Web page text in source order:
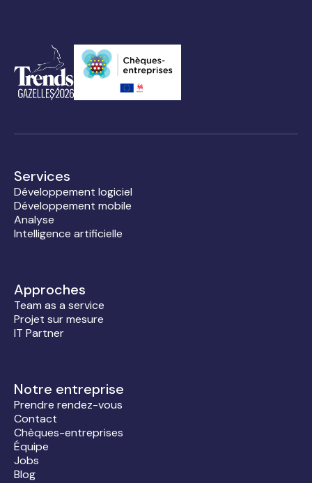
Services
Développement logiciel
Développement mobile
Analyse
Intelligence artificielle
Approches
Team as a service
Projet sur mesure
IT Partner
Notre entreprise
Prendre rendez-vous
Contact
Chèques-entreprises
Équipe
Jobs
Blog